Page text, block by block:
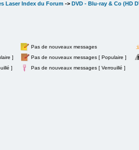
Laser Index du Forum -> DVD - Blu-ray & Co (HD
Pas de nouveaux messages
]
Pas de nouveaux messages [ Populaire ]
]
Pas de nouveaux messages [ Verrouillé ]